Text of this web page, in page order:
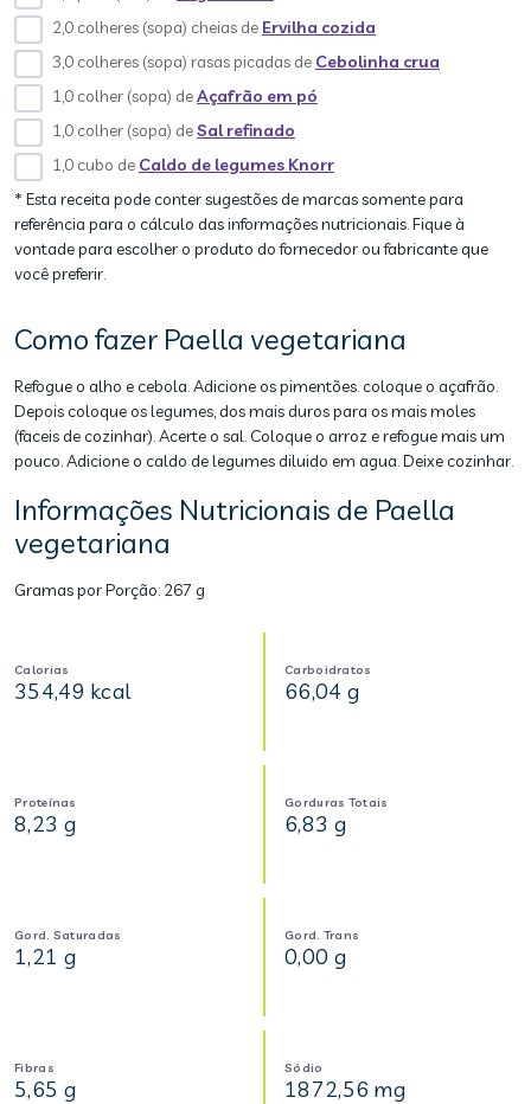
2,0 colheres (sopa) cheias de Ervilha cozida
3,0 colheres (sopa) rasas picadas de Cebolinha crua
1,0 colher (sopa) deAçafrão em pó
1,0 colher (sopa) deSal refinado
1,0 cubo de Caldo de legumes Knorr
* Esta receita pode conter sugestões de marcas somente para
referência para o cálculo das informações nutricionais. Fique à
vontade para escolher o produto do fornecedor ou fabricante que
você preferir.
Como fazer Paella vegetariana
Refogue o alho e cebola. Adicione os pimentões. coloque o açafrão.
Depois coloque os legumes, dos mais duros para os mais moles
(faceis de cozinhar). Acerte o sal. Coloque o arroz e refogue mais um
pouco. Adicione o caldo de legumes diluido em agua. Deixe cozinhar.
Informações Nutricionais de Paella
vegetariana
Gramas por Porção: 267 g
Calorias
354,49 kcal
Carboidratos
66,04 g
Proteínas
8,23 g
Gorduras Totais
6,83 g
Gord. Saturadas
1,21 g
Gord. Trans
0,00 g
Fibras
5,65 g
Sódio
1872,56 mg